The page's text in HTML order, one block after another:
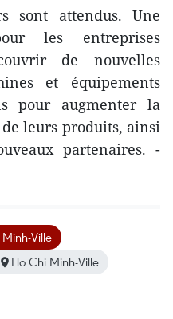
sont attendus. Une
les entreprises
de nouvelles
et équipements
pour augmenter la
leurs produits, ainsi
partenaires. -
Ville
Ho Chi Minh-Ville